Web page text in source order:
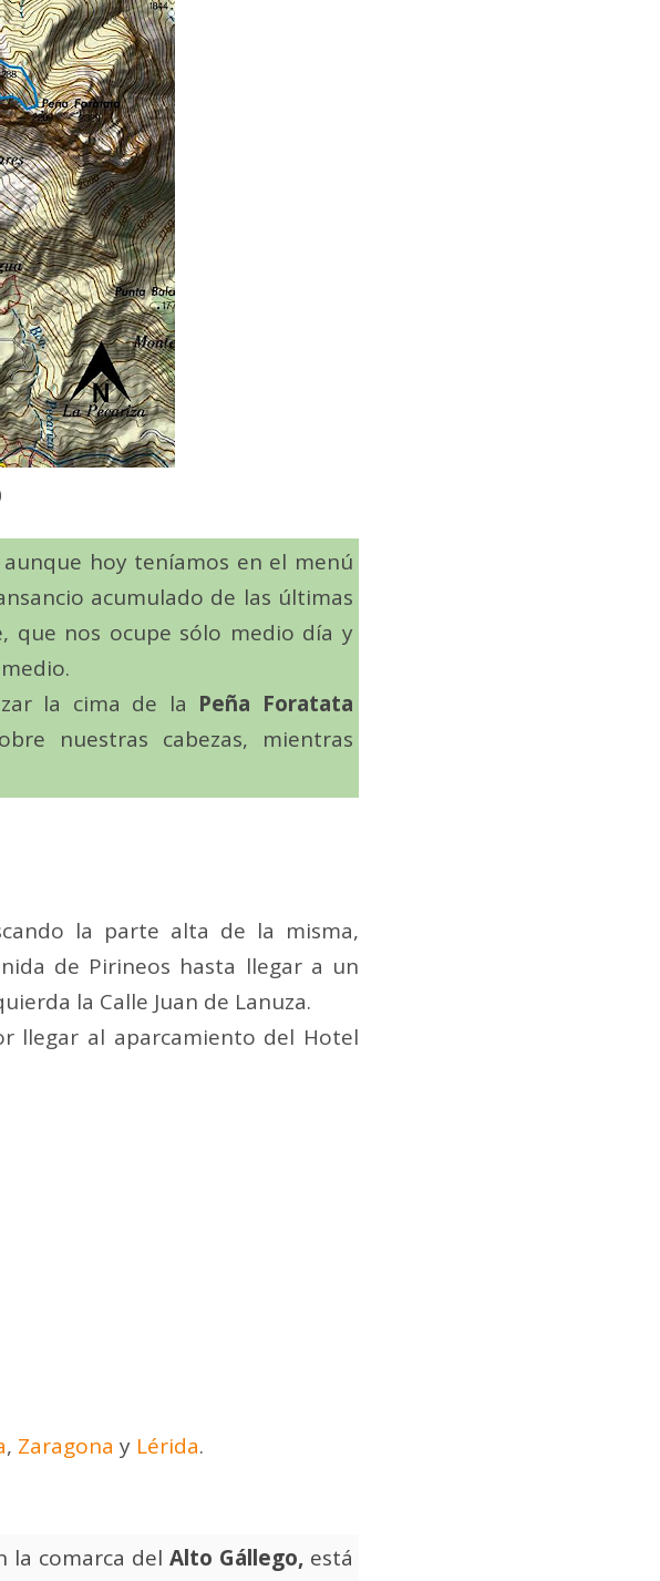
hoy teníamos en el menú
acumulado de las últimas
que nos ocupe sólo medio día y
la cima de la Peña Foratata
nuestras cabezas, mientras
la parte alta de la misma,
de Pirineos hasta llegar a un
la Calle Juan de Lanuza.
llegar al aparcamiento del Hotel
, Zaragona y Lérida.
la comarca delAlto Gállego, está